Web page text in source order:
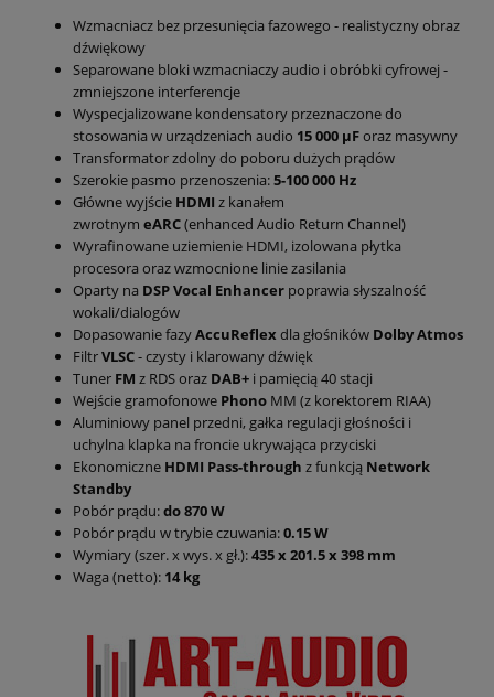
Wzmacniacz bez przesunięcia fazowego - realistyczny obraz
dźwiękowy
Separowane bloki wzmacniaczy audio i obróbki cyfrowej -
zmniejszone interferencje
Wyspecjalizowane kondensatory przeznaczone do
stosowania w urządzeniach audio 15 000 µForaz masywny
Transformator zdolny do poboru dużych prądów
Szerokie pasmo przenoszenia:5-100 000 Hz
Główne wyjście HDMI z kanałem
zwrotnym eARC(enhanced Audio Return Channel)
Wyrafinowane uziemienie HDMI, izolowana płytka
procesora oraz wzmocnione linie zasilania
Oparty na DSP Vocal Enhancer poprawia słyszalność
wokali/dialogów
Dopasowanie fazyAccuReflex dla głośników Dolby Atmos
FiltrVLSC- czysty i klarowany dźwięk
Tuner FM z RDS oraz DAB+ i pamięcią 40 stacji
Wejście gramofonowe Phono MM (z korektorem RIAA)
Aluminiowy panel przedni, gałka regulacji głośności i
uchylna klapka na froncie ukrywająca przyciski
Ekonomiczne HDMI Pass-through z funkcją Network
Standby
Pobór prądu:do 870 W
Pobór prądu w trybie czuwania:0.15 W
Wymiary (szer. x wys. x gł.):435 x 201.5 x 398 mm
Waga (netto): 14 kg